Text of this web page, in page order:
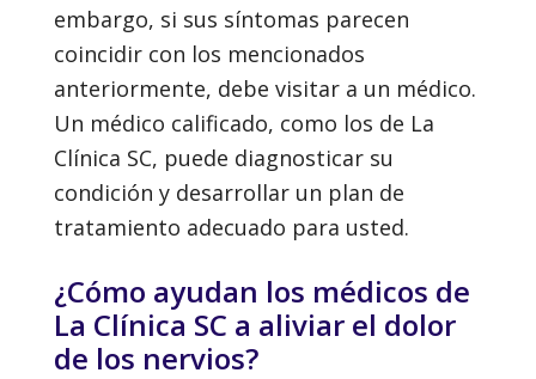
embargo, si sus síntomas parecen
coincidir con los mencionados
anteriormente, debe visitar a un médico.
Un médico calificado, como los de La
Clínica SC, puede diagnosticar su
condición y desarrollar un plan de
tratamiento adecuado para usted.
¿Cómo ayudan los médicos de
La Clínica SC a aliviar el dolor
de los nervios?